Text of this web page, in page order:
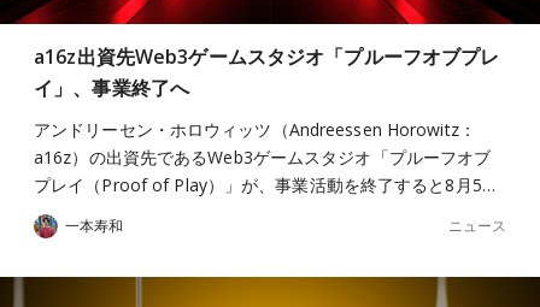
a16z出資先Web3ゲームスタジオ「プルーフオブプレ
イ」、事業終了へ
アンドリーセン・ホロウィッツ（Andreessen Horowitz：
a16z）の出資先であるWeb3ゲームスタジオ「プルーフオブ
プレイ（Proof of Play）」が、事業活動を終了すると8月5…
一本寿和 ニュース